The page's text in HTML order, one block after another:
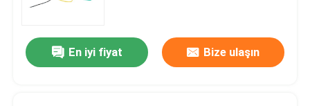
En iyi fiyat Bize ulaşın